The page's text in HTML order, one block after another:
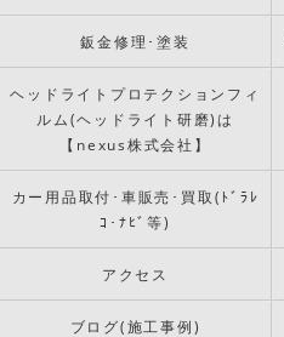
鈑金修理･塗装
ヘッドライトプロテクションフィ
ルム(ヘッドライト研磨)は
【nexus株式会社】
カー用品取付･車販売･買取(ﾄﾞﾗﾚ
ｺ･ﾅﾋﾞ等)
アクセス
ブログ(施工事例)